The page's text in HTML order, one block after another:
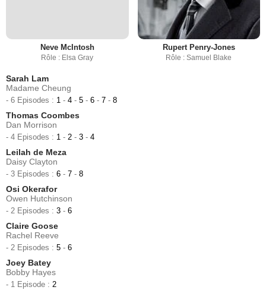
Neve McIntosh
Rôle : Elsa Gray
Rupert Penry-Jones
Rôle : Samuel Blake
Sarah Lam
Madame Cheung
- 6 Episodes : 1 - 4 - 5 - 6 - 7 - 8
Thomas Coombes
Dan Morrison
- 4 Episodes : 1 - 2 - 3 - 4
Leilah de Meza
Daisy Clayton
- 3 Episodes : 6 - 7 - 8
Osi Okerafor
Owen Hutchinson
- 2 Episodes : 3 - 6
Claire Goose
Rachel Reeve
- 2 Episodes : 5 - 6
Joey Batey
Bobby Hayes
- 1 Episode : 2